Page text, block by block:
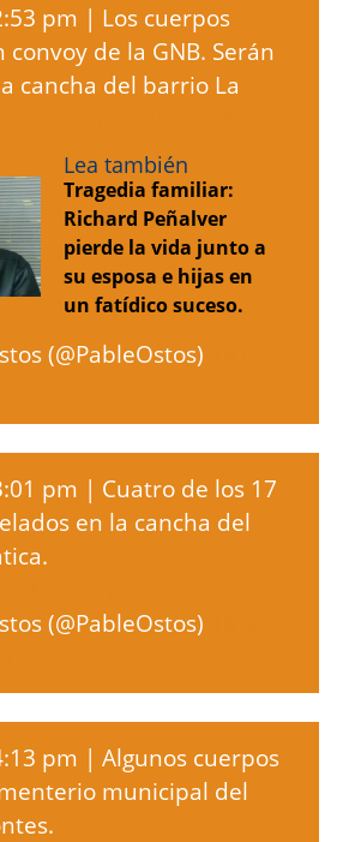
pm | Los cuerpos
de la GNB. Serán
cancha del barrio La
Lea también
Tragedia familiar:
Richard Peñalver
pierde la vida junto a
su esposa e hijas en
un fatídico suceso.
(@PableOstos)
pm | Cuatro de los 17
en la cancha del
(@PableOstos)
pm | Algunos cuerpos
municipal del